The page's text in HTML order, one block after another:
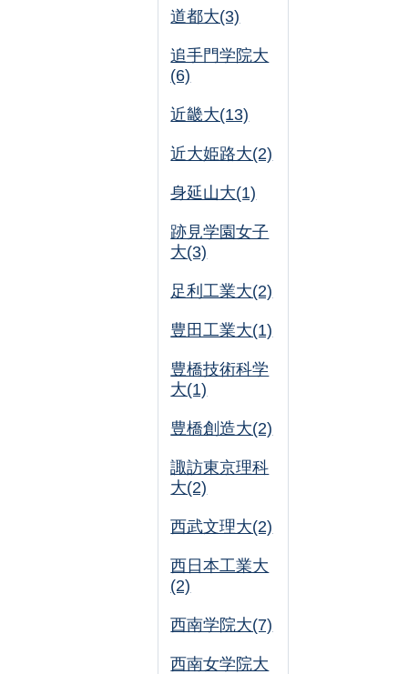
道都大(3)
追手門学院大
(6)
近畿大(13)
近大姫路大(2)
身延山大(1)
跡見学園女子
大(3)
足利工業大(2)
豊田工業大(1)
豊橋技術科学
大(1)
豊橋創造大(2)
諏訪東京理科
大(2)
西武文理大(2)
西日本工業大
(2)
西南学院大(7)
西南女学院大